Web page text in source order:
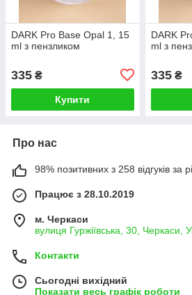
DARK Pro Base Opal 1, 15
ml з пензликом
335 ₴
Купити
DARK
ml з
335₴
Про нас
98% позитивних з 258 відгуків за
Працює з 28.10.2019
м. Черкаси
вулиця Гуржіївська, 30, Черкаси,
Контакти
Сьогодні вихідний
Показати весь графік роботи